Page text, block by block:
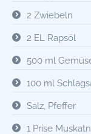
2 Zwiebeln
2 EL Rapsöl
500 ml
100 ml
Salz, Pfeffer
1 Prise